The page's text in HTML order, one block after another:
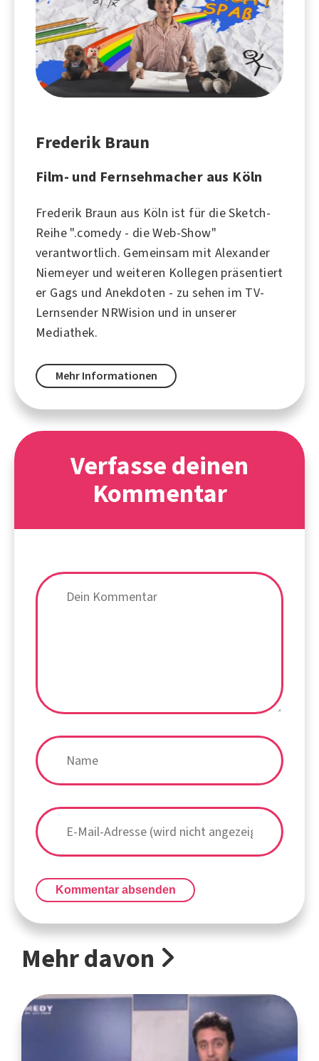
Frederik Braun
Film- und Fernsehmacher aus Köln
Frederik Braun aus Köln ist für die Sketch-
Reihe ".comedy - die Web-Show"
verantwortlich. Gemeinsam mit Alexander
Niemeyer und weiteren Kollegen präsentiert
er Gags und Anekdoten - zu sehen im TV-
Lernsender NRWision und in unserer
Mediathek.
Mehr Informationen
Verfasse deinen
Kommentar
Kommentar absenden
Mehr davon